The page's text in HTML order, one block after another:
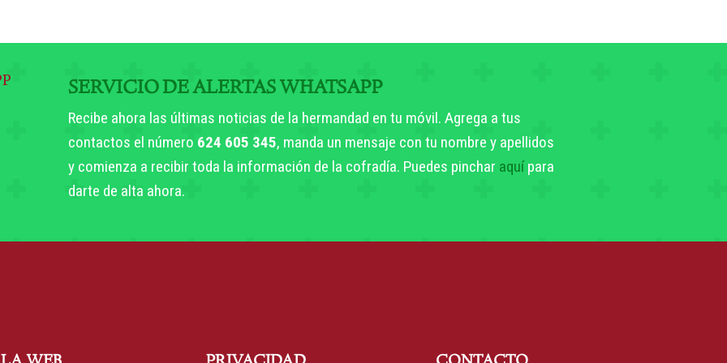
SERVICIO DE ALERTAS WHATSAPP
Recibe ahora las últimas noticias de la hermandad en tu móvil. Agrega a tus
contactos el número 624 605 345, manda un mensaje con tu nombre y apellidos
y comienza a recibir toda la información de la cofradía. Puedes pinchar aquípara
darte de alta ahora.